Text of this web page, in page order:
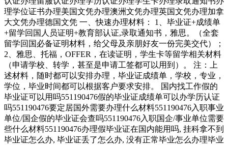
理学位证书办理美国文凭办理澳洲文凭办理英国文凭办理加拿
大文凭办理德国文凭 一、快速办理材料： 1、毕业证+成绩单
+留学回国人员证明+教育部认证,录取通知书，雅思。（全套
留学回国必备证明材料，给父母及亲朋好友一份完美交代）；
2、雅思、托福，OFFER，在读证明，学生卡等留学相关材料
（申请学校、转学，甚至是申请工签都可以用到）。 注：上
述材料，随时都可以安排办理，毕业证成绩单，学校，专业，
学位，毕业时间都可以根据客户要求安排。 国内找工作假的
毕业证可以用吗551190476假的毕业证成绩单可以办学历认证
吗551190476要定居国外需要办理什么材料551190476入职事业
单位/国企假的毕业证会查吗551190476入职国企/事业单位需要
些什么材料551190476办理假毕业证在国内能用吗, 挂科拿不到
毕业证怎么办, 毕业证丢了怎么办, 没有正常毕业怎么办理毕业